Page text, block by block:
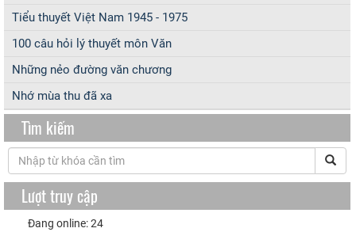
Tiểu thuyết Việt Nam 1945 - 1975
100 câu hỏi lý thuyết môn Văn
Những nẻo đường văn chương
Nhớ mùa thu đã xa
Tìm kiếm
Lượt truy cập
Đang online: 24